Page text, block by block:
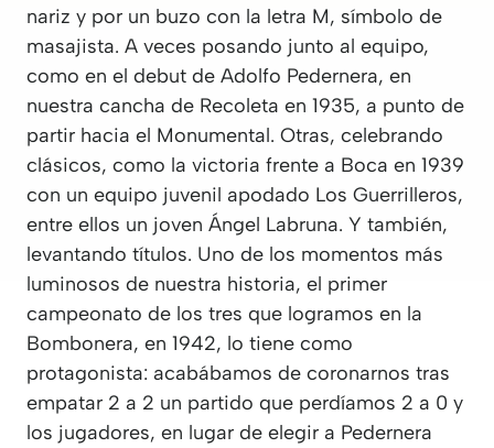
nariz y por un buzo con la letra M, símbolo de
masajista. A veces posando junto al equipo,
como en el debut de Adolfo Pedernera, en
nuestra cancha de Recoleta en 1935, a punto de
partir hacia el Monumental. Otras, celebrando
clásicos, como la victoria frente a Boca en 1939
con un equipo juvenil apodado Los Guerrilleros,
entre ellos un joven Ángel Labruna. Y también,
levantando títulos. Uno de los momentos más
luminosos de nuestra historia, el primer
campeonato de los tres que logramos en la
Bombonera, en 1942, lo tiene como
protagonista: acabábamos de coronarnos tras
empatar 2 a 2 un partido que perdíamos 2 a 0 y
los jugadores, en lugar de elegir a Pedernera